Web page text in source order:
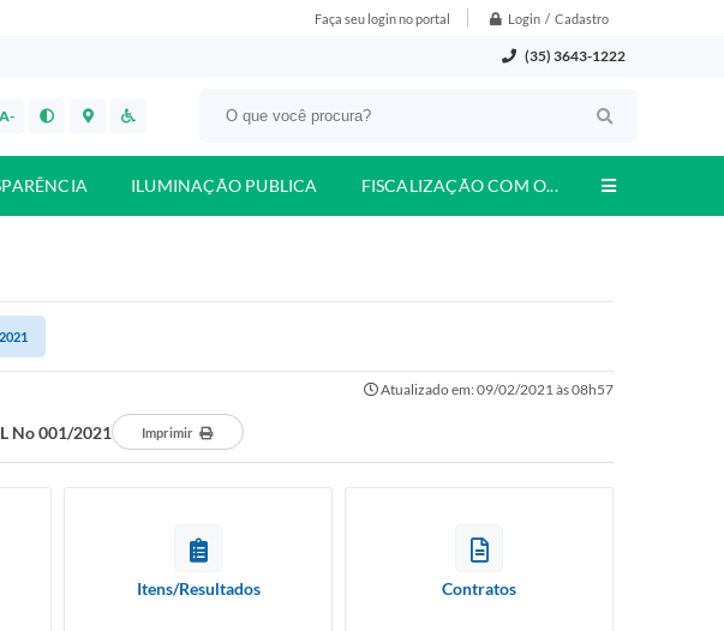
Faça seu login no portal Login / Cadastro
(35) 3643-1222
A-
ILUMINAÇÃO PUBLICA FISCALIZAÇÃO COM O...
Atualizado em: 09/02/2021 às 08h57
No 001/2021 Imprimir
Itens/Resultados Contratos